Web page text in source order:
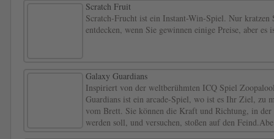
Scratch Fruit
Scratch-Frucht ist ein Instant-Win-Spiel. Nur kratzen
entdecken, wenn Sie gewinnen einige Preise, aber es
Galaxy Guardians
Inspiriert von der weltberühmten ICQ Spiel
Guardians ist ein arcade-Spiel, wo ist es Ihr Ziel, zu
vom Brett. Sie können die Kraft und Richtung, in der
werden soll, und versuchen, stoßen auf den